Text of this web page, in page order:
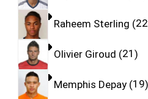
Raheem Sterling 22
Olivier Giroud 21
Memphis Depay 19